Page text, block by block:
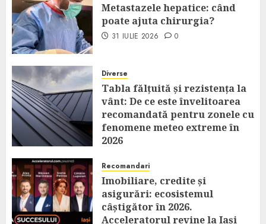
Metastazele hepatice: când
poate ajuta chirurgia?
31 IULIE 2026 0
Diverse
Tabla fălțuită și rezistența la
vânt: De ce este învelitoarea
recomandată pentru zonele cu
fenomene meteo extreme în
2026
Recomandari
Imobiliare, credite și
asigurări: ecosistemul
câștigător în 2026.
Acceleratorul revine la Iași